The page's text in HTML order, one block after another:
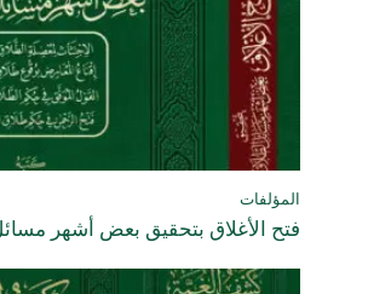
المؤلفات
فتح الأغلاق بتحقيق بعض أشهر